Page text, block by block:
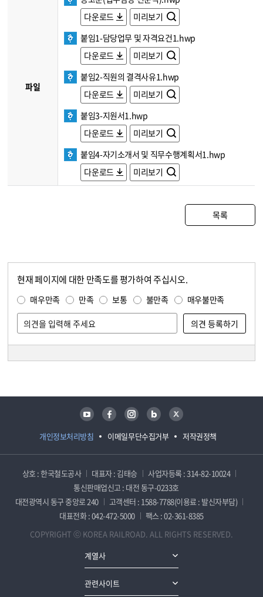
파일
다운로드
미리보기
붙임1-담당업무 및 자격요건1.hwp
다운로드
미리보기
붙임2-직원의 결격사유1.hwp
다운로드
미리보기
붙임3-지원서1.hwp
다운로드
미리보기
붙임4-자기소개서 및 직무수행계획서1.hwp
다운로드
미리보기
목록
현재 페이지에 대한 만족도를 평가하여 주십시오.
매우만족 만족 보통 불만족 매우불만족
개인정보처리방침 이메일무단수집거부 저작권정책
유튜브 페이스북 인스타그램 블로그 트위터
상호 : 한국철도공사 대표자 : 김태승
사업자등록 : 314-82-10024
통신판매업신고 : 대전 동구-0233호
대전광역시 동구 중앙로 240
고객센터 : 1588-7788(이용료 : 발신자부담)
대표전화 : 042-472-5000
팩스 : 02-361-8385
COPYRIGHT ⓒ KOREA RAILROAD. ALL RIGHTS RESERVED.
계열사
관련사이트